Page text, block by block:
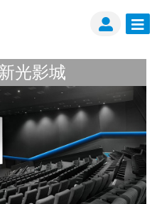
光影城
光影城